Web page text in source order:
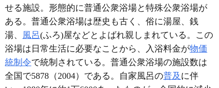
せる施設。形態的に普通公衆浴場と特殊公衆浴場が
ある。普通公衆浴場は歴史も古く、俗に湯屋、銭
湯、 風呂(ふろ)屋などとよばれ親しまれている。この
浴場は日常生活に必要なことから、入浴料金が物価
統制令で統制されている。普通公衆浴場の施設数は
全国で5878（2004）である。自家風呂の普及 に伴